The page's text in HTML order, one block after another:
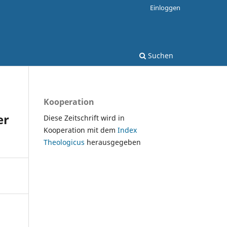
Suchen
Einloggen
Kooperation
Diese Zeitschrift wird in
Kooperation mit dem Index
Theologicus herausgegeben